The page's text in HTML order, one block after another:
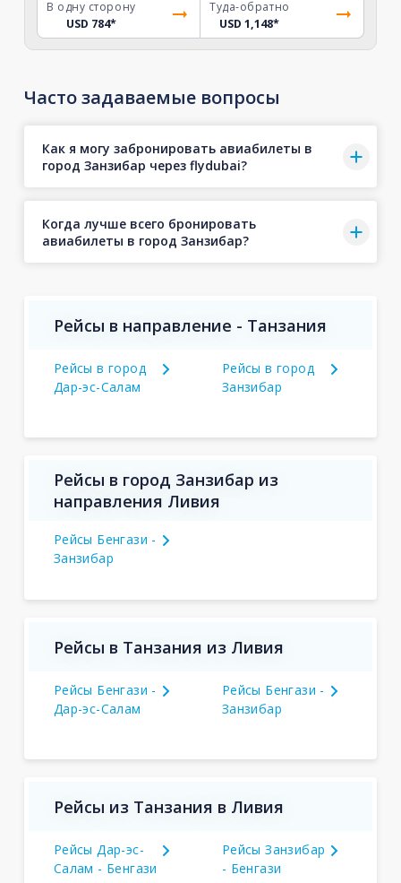
В одну сторону
USD 784*
Туда-обратно
USD 1,148*
Часто задаваемые вопросы
Как я могу забронировать авиабилеты в
город Занзибар через flydubai?
Когда лучше всего бронировать
авиабилеты в город Занзибар?
Рейсы в направление - Танзания
Рейсы в город
Дар-эс-Салам
Рейсы в город
Занзибар
Рейсы в город Занзибар из
направления Ливия
Рейсы Бенгази -
Занзибар
Рейсы в Танзания из Ливия
Рейсы Бенгази -
Дар-эс-Салам
Рейсы Бенгази -
Занзибар
Рейсы из Танзания в Ливия
Рейсы Дар-эс-
Салам - Бенгази
Рейсы Занзибар
- Бенгази